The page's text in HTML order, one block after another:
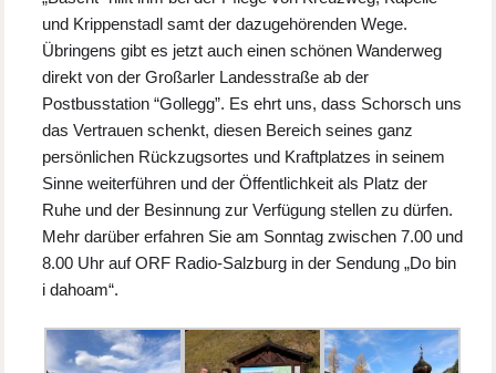
und Krippenstadl samt der dazugehörenden Wege.
Übringens gibt es jetzt auch einen schönen Wanderweg
direkt von der Großarler Landesstraße ab der
Postbusstation “Gollegg”. Es ehrt uns, dass Schorsch uns
das Vertrauen schenkt, diesen Bereich seines ganz
persönlichen Rückzugsortes und Kraftplatzes in seinem
Sinne weiterführen und der Öffentlichkeit als Platz der
Ruhe und der Besinnung zur Verfügung stellen zu dürfen.
Mehr darüber erfahren Sie am Sonntag zwischen 7.00 und
8.00 Uhr auf ORF Radio-Salzburg in der Sendung „Do bin
i dahoam“.